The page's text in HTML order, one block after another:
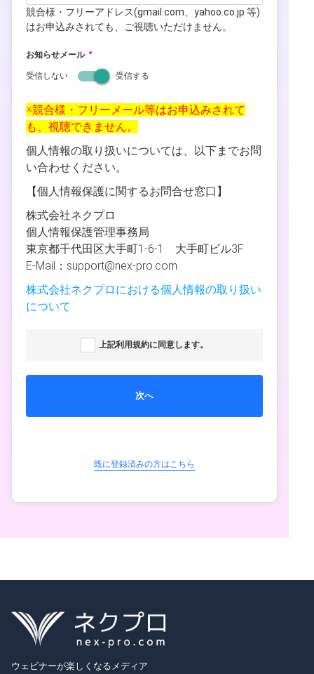
競合様・フリーアドレス(gmail.com、yahoo.co.jp 等)
はお申込みされても、ご視聴いただけません。
お知らせメール
受信しない 受信する
※競合様・フリーメール等はお申込みされて
も、視聴できません。
個人情報の取り扱いについては、以下までお問
い合わせください。
【個人情報保護に関するお問合せ窓口】
株式会社ネクプロ
個⼈情報保護管理事務局
東京都千代田区大手町1-6-1 大手町ビル3F
E-Mail：support@nex-pro.com
株式会社ネクプロにおける個人情報の取り扱い
について
上記利用規約に同意します。
次へ
既に登録済みの方はこちら
ウェビナーが楽しくなるメディア